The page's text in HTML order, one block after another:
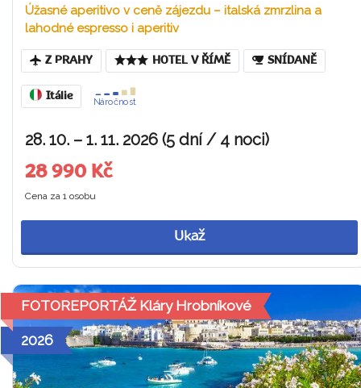
Úžasné aperitivo v ceně zájezdu – italská zmrzlina a
lahodné espresso i aperitiv
Z PRAHY HOTEL V ŘÍMĚ SNÍDANĚ
Itálie
Náročnost
28. 10. – 1. 11. 2026 (5 dní / 4 noci)
28 990 Kč
Cena za 1 osobu
Ukaž
FOTOREPORTÁŽ Kláry Hrobníkové
2026